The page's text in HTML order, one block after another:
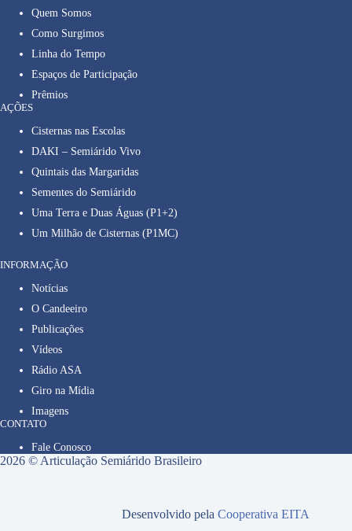
Quem Somos
Como Surgimos
Linha do Tempo
Espaços de Participação
Prêmios
AÇÕES
Cisternas nas Escolas
DAKI – Semiárido Vivo
Quintais das Margaridas
Sementes do Semiárido
Uma Terra e Duas Águas (P1+2)
Um Milhão de Cisternas (P1MC)
INFORMAÇÃO
Notícias
O Candeeiro
Publicações
Vídeos
Rádio ASA
Giro na Mídia
Imagens
CONTATO
Fale Conosco
2026 © Articulação Semiárido Brasileiro
Desenvolvido pelaCooperativa EITA